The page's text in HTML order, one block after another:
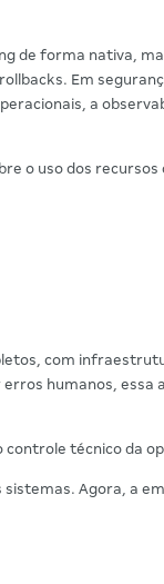
de forma nativa,
Em
a
o uso dos recursos
com
humanos, essa
controle técnico da
sistemas. Agora, a